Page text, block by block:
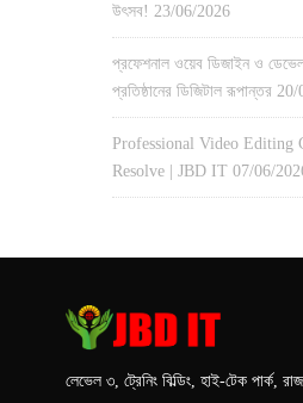
উৎসব! 23/06/2026
প্রফেশনাল ওয়েব ডিজাইন ও
প্রতিষ্ঠানের ডিজিটাল রূপান্তর 20/
Professional Video Editing
Resolve | JBD IT 07/06/
লেভেল ৩, ট্রেনিং বিল্ডিং, হাই-টেক পার্ক,